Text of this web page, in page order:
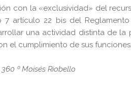
con la «exclusividad» del
7 artículo 22 bis del
una actividad distinta de la
el cumplimiento de sus funciones.
º Moisés Riobello